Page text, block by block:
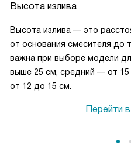
Высота излива
Высота излива — это
от основания смесителя до
важна при выборе модели
выше 25 см, средний — от
от 12 до 15 см.
Перейти